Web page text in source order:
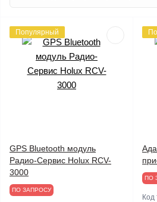
Популярный
GPS Bluetooth модуль
Радио-Сервис Holux RCV-
3000
ПО ЗАПРОСУ
ПО
Код